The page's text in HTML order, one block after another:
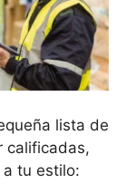
lista de
calificadas,
tu estilo: